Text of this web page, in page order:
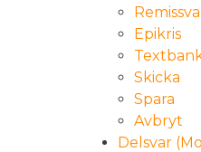
Epikris
Skicka
Spara
Avbryt
Delsvar